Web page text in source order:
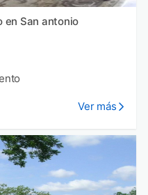
en San antonio
Ver más